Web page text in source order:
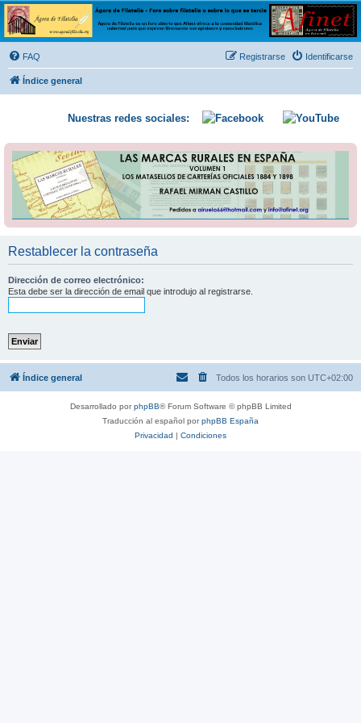
Ágora de Filatelia
Foro sobre filatelia o sobre lo que se tercie. Ágora de Filatelia es un foro abierto que Afinet
ofrece a la comunidad filatélica universal para que exprese libremente sus opiniones y
conocimientos
FAQ Identificarse
Registrarse
Índice general
Nuestras redes sociales:
Restablecer la contraseña
Dirección de correo electrónico:
Esta debe ser la dirección de email que introdujo al registrarse.
Índice general Todos los horarios son UTC+02:00
Desarrollado porphpBB® Forum Software © phpBB Limited
Traducción al español porphpBB España
Privacidad | Condiciones